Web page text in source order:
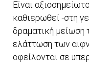
Είναι
καθιερωθεί -στη
δραματική μείωση
ελάττωση των
οφείλονται σε